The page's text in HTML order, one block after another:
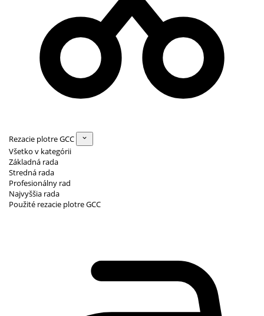
Rezacie plotre GCC
Všetko v kategórii
Základná rada
Stredná rada
Profesionálny rad
Najvyššia rada
Použité rezacie plotre GCC